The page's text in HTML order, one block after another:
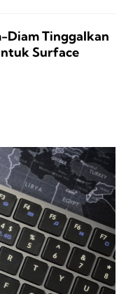
Diam Tinggalkan
Surface